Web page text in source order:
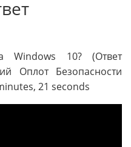
Windows 10? (Ответ
Оплот Безопасности
21 seconds